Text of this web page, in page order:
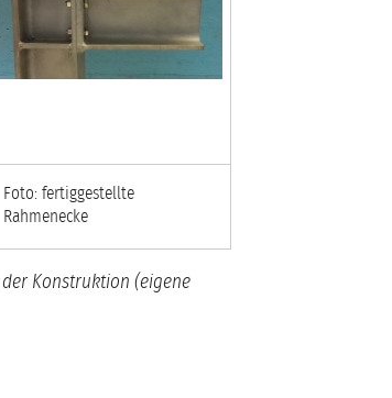
Foto: fertiggestellte
Rahmenecke
Konstruktion (eigene